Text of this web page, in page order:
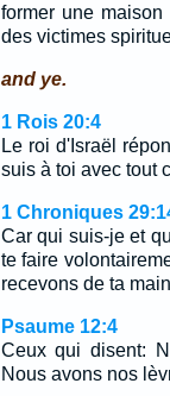
former une
des victimes
and ye.
1 Rois 20:4
Le roi d'Israël
suis à toi avec tout
1 Chroniques
Car qui suis-je et
te faire
recevons de ta
Psaume 12:4
Ceux qui disent:
Nous avons nos